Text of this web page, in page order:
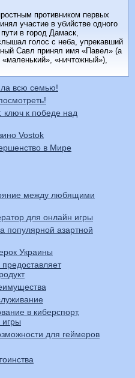
противником первых
участие в убийстве одного
в го­род Дамаск,
голос с неба, упрекавший
Савл принял имя «Павел» (а
«ничтожный»),
всю семью!
к победе над
Vostok
в Мире
между любящими
для онлайн игры
популярной азартной
Украины
в киберспорт,
для геймеров